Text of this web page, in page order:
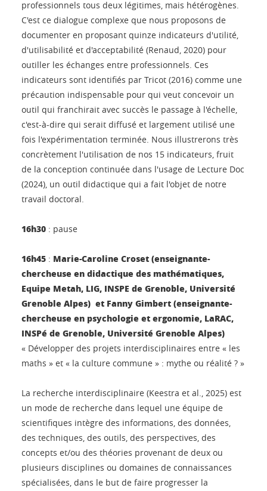
professionnels tous deux légitimes, mais hétérogènes.
C'est ce dialogue complexe que nous proposons de
documenter en proposant quinze indicateurs d'utilité,
d'utilisabilité et d'acceptabilité (Renaud, 2020) pour
outiller les échanges entre professionnels. Ces
indicateurs sont identifiés par Tricot (2016) comme une
précaution indispensable pour qui veut concevoir un
outil qui franchirait avec succès le passage à l'échelle,
c'est-à-dire qui serait diffusé et largement utilisé une
fois l'expérimentation terminée. Nous illustrerons très
concrètement l'utilisation de nos 15 indicateurs, fruit
de la conception continuée dans l'usage de Lecture Doc
(2024), un outil didactique qui a fait l'objet de notre
travail doctoral.
16h30 : pause
16h45 : Marie-Caroline Croset (enseignante-
chercheuse en didactique des mathématiques,
Equipe Metah, LIG, INSPE de Grenoble, Université
Grenoble Alpes) et Fanny Gimbert (enseignante-
chercheuse en psychologie et ergonomie, LaRAC,
INSPé de Grenoble, Université Grenoble Alpes)
« Développer des projets interdisciplinaires entre « les
maths » et « la culture commune » : mythe ou réalité ? »
La recherche interdisciplinaire (Keestra et al., 2025) est
un mode de recherche dans lequel une équipe de
scientifiques intègre des informations, des données,
des techniques, des outils, des perspectives, des
concepts et/ou des théories provenant de deux ou
plusieurs disciplines ou domaines de connaissances
spécialisées, dans le but de faire progresser la